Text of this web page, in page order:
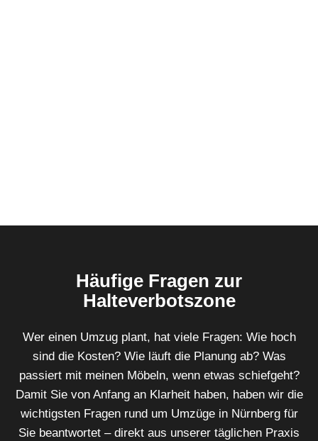
Häufige Fragen zur
Halteverbotszone
Wer einen Umzug plant, hat viele Fragen: Wie hoch
sind die Kosten? Wie läuft die Planung ab? Was
passiert mit meinen Möbeln, wenn etwas schiefgeht?
Damit Sie von Anfang an Klarheit haben, haben wir die
wichtigsten Fragen rund um Umzüge in Nürnberg für
Sie beantwortet – direkt aus unserer täglichen Praxis